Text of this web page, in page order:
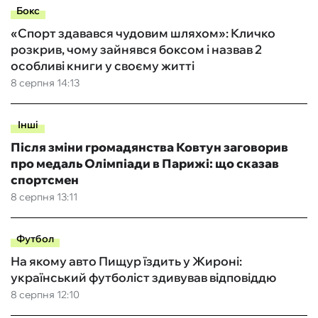
Бокс
8 серпня 14:13
«Спорт здавався чудовим шляхом»: Кличко
розкрив, чому зайнявся боксом і назвав 2
особливі книги у своєму житті
Інші
8 серпня 13:11
Після зміни громадянства Ковтун заговорив
про медаль Олімпіади в Парижі: що сказав
спортсмен
Футбол
8 серпня 12:10
На якому авто Пищур їздить у Жироні:
український футболіст здивував відповіддю